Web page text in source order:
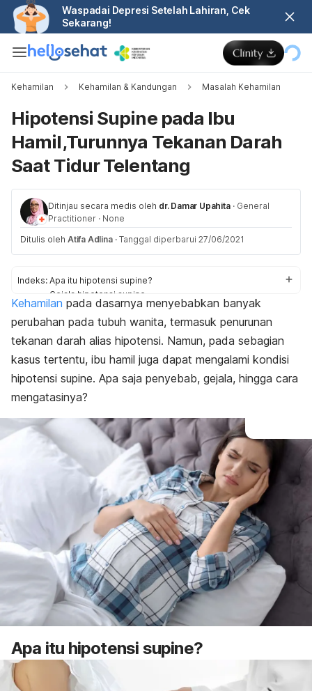
Waspadai Depresi Setelah Lahiran, Cek
Sekarang!
Kehamilan Kehamilan & Kandungan Masalah Kehamilan
Hipotensi Supine pada Ibu
Hamil,Turunnya Tekanan Darah
Saat Tidur Telentang
Ditinjau secara medis oleh dr. Damar Upahita · General
Practitioner · None
Ditulis oleh Atifa Adlina · Tanggal diperbarui 27/06/2021
Indeks: Apa itu hipotensi supine?
Gejala hipotensi supine
Penyebab hipotensi supine pada ibu hamil
Komplikasi hipotensi supine
Cara Mengatasi hipotensi supine
Pencegahan hipotensi supine
Kehamilan pada dasarnya menyebabkan banyak
perubahan pada tubuh wanita, termasuk penurunan
tekanan darah alias hipotensi. Namun, pada sebagian
kasus tertentu, ibu hamil juga dapat mengalami kondisi
hipotensi supine. Apa saja penyebab, gejala, hingga cara
mengatasinya?
Apa itu hipotensi supine?